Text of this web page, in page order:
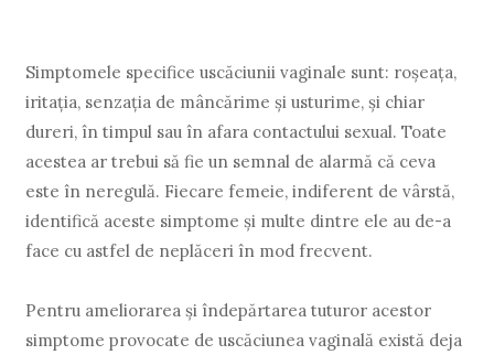
Simptomele specifice uscăciunii vaginale sunt: roşeaţa,
iritaţia, senzația de mâncărime şi usturime, și chiar
dureri, în timpul sau în afara contactului sexual. Toate
acestea ar trebui să fie un semnal de alarmă că ceva
este în neregulă. Fiecare femeie, indiferent de vârstă,
identifică aceste simptome şi multe dintre ele au de-a
face cu astfel de neplăceri în mod frecvent.
Pentru ameliorarea și îndepărtarea tuturor acestor
simptome provocate de uscăciunea vaginală există deja